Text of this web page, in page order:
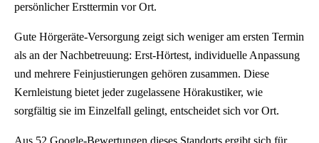
persönlicher Ersttermin vor Ort.
Gute Hörgeräte-Versorgung zeigt sich weniger am ersten Termin
als an der Nachbetreuung: Erst-Hörtest, individuelle Anpassung
und mehrere Feinjustierungen gehören zusammen. Diese
Kernleistung bietet jeder zugelassene Hörakustiker, wie
sorgfältig sie im Einzelfall gelingt, entscheidet sich vor Ort.
Aus 52 Google-Bewertungen dieses Standorts ergibt sich für